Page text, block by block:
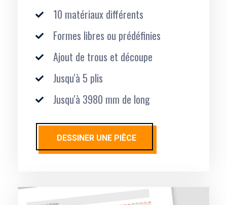
10 matériaux différents
Formes libres ou prédéfinies
Ajout de trous et découpe
Jusqu'à 5 plis
Jusqu'à 3980 mm de long
DESSINER UNE PIÈCE